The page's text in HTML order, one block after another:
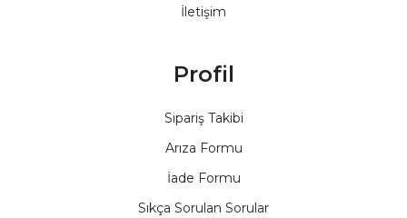
İletişim
Profil
Sipariş Takibi
Arıza Formu
İade Formu
Sıkça Sorulan Sorular